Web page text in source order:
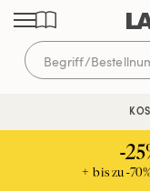
Direkt
zum
Inhalt
Direkt
zur
Navigation
Direkt
zur
Suche
-
+ bis zu -